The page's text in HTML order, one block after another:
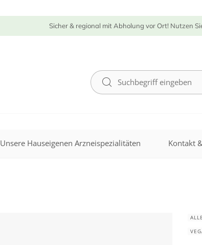
Sicher & regional mit Abholung vor Ort! Nutzen
Unsere Hauseigenen Arzneispezialitäten Kontakt